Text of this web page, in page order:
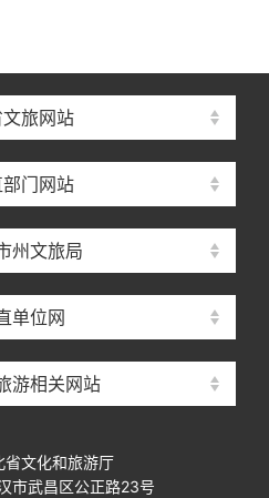
旅网站
门网站
州文旅局
单位网
游相关网站
省文化和旅游厅
市武昌区公正路23号